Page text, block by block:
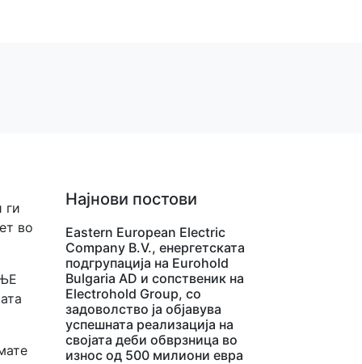
ги
во
Најнови постови
Eastern European Electric
Company B.V., енергетската
подгрупација на Eurohold
Bulgaria AD и сопственик на
Electrohold Group, со
задоволство ја објавува
успешната реализација на
својата деби обврзница во
износ од 500 милиони евра